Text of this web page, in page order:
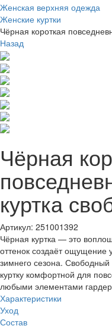
Женская верхняя одежда
Женские куртки
Чёрная короткая
Назад
Чёрная
куртка
Артикул: 251001392
Чёрная куртка — это
оттенок создаёт ощущение
зимнего сезона.
куртку комфортной для
любыми элементами
Характеристики
Уход
Состав